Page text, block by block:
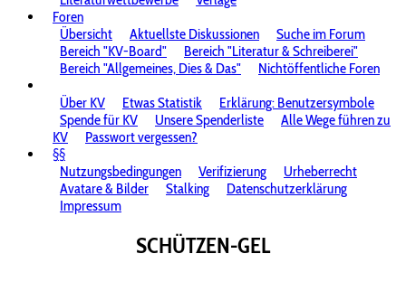
Foren
Übersicht
Aktuellste Diskussionen
Suche im Forum
Bereich "KV-Board"
Bereich "Literatur & Schreiberei"
Bereich "Allgemeines, Dies & Das"
Nichtöffentliche Foren
Über KV
Etwas Statistik
Erklärung: Benutzersymbole
Spende für KV
Unsere Spenderliste
Alle Wege führen zu
KV
Passwort vergessen?
§§
Nutzungsbedingungen
Verifizierung
Urheberrecht
Avatare & Bilder
Stalking
Datenschutzerklärung
Impressum
SCHÜTZEN-GEL